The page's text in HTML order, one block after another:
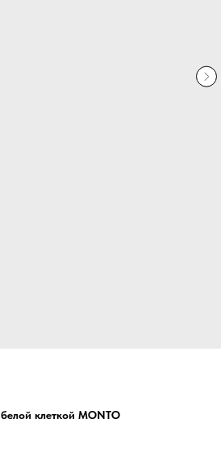
клеткой MONTO